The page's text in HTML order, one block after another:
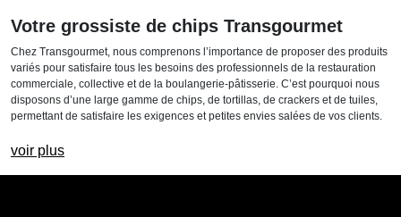
Votre grossiste de chips Transgourmet
Chez Transgourmet, nous comprenons l’importance de proposer des produits
variés pour satisfaire tous les besoins des professionnels de la restauration
commerciale, collective et de la boulangerie-pâtisserie. C’est pourquoi nous
disposons d’une large gamme de chips, de tortillas, de crackers et de tuiles,
permettant de satisfaire les exigences et petites envies salées de vos clients.
Qu’est-ce qu’une chips ?
voir plus